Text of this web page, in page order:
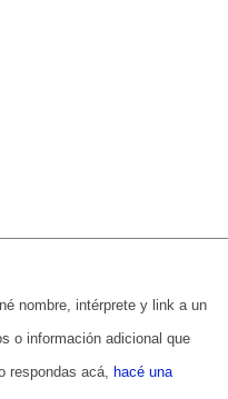
nombre, intérprete y link a un
o información adicional que
respondas acá, hacé una